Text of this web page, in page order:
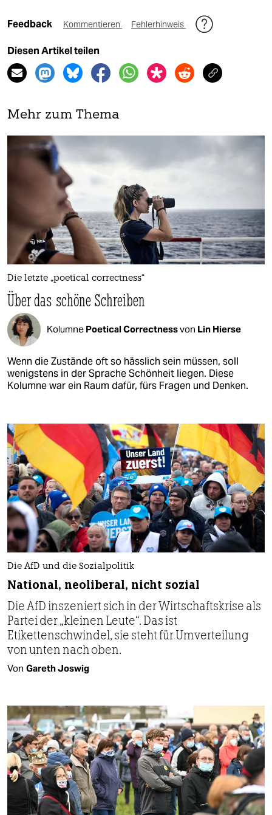
Feedback Kommentieren Fehlerhinweis
Diesen Artikel teilen
Mehr zum Thema
Die letzte „poetical correctness“
Über das schöne Schreiben
Kolumne Poetical Correctnessvon Lin Hierse
Wenn die Zustände oft so hässlich sein müssen, soll
wenigstens in der Sprache Schönheit liegen. Diese
Kolumne war ein Raum dafür, fürs Fragen und Denken.
Die AfD und die Sozialpolitik
National, neoliberal, nicht sozial
Die AfD inszeniert sich in der Wirtschaftskrise als
Partei der „kleinen Leute“. Das ist
Etikettenschwindel, sie steht für Umverteilung
von unten nach oben.
Von Gareth Joswig